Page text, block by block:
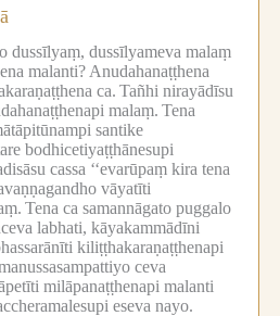
dussīlyaṃ, dussīlyameva malaṃ
malanti? Anudahanaṭṭhena
ca. Tañhi nirayādīsu
malaṃ. Tena
santike
bodhicetiyaṭṭhānesupi
cassa ‘‘evarūpaṃ kira tena
vāyatīti
Tena ca samannāgato puggalo
labhati, kāyakammādīni
kiliṭṭhakaraṇaṭṭhenapi
ceva
milāpanaṭṭhenapi malanti
eseva nayo.